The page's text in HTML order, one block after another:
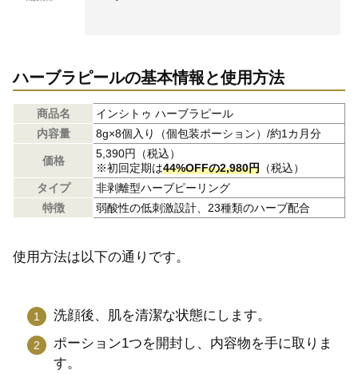
ハーブラピールの基本情報と使用方法
商品名
インシトゥ ハーブラピール
内容量
8g×8個入り（個包装ポーション）/約1カ月分
価格
5,390円（税込）
※初回定期は44%OFFの2,980円 （税込）
タイプ
非剥離型ハーブピーリング
特徴
弱酸性の低刺激設計、23種類のハーブ配合
使用方法は以下の通りです。
洗顔後、肌を清潔な状態にします。
ポーション1つを開封し、内容物を手に取りま
す。